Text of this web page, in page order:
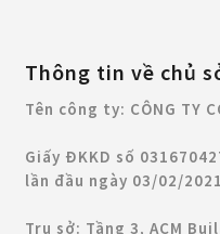
Thông tin về chủ
Tên công ty: CÔNG TY
Giấy ĐKKD số
lần đầu ngày 03/02/2021
Trụ sở: Tầng 3, ACM